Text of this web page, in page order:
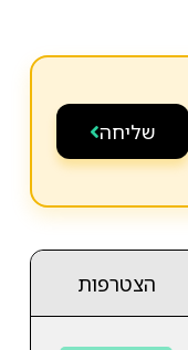
שליחה
הצטרפות